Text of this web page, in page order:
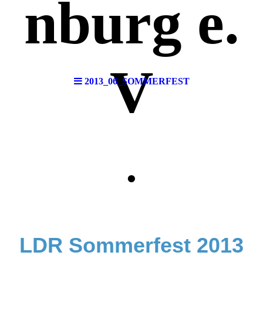
2013_06_SOMMERFEST
nburg e.
V
.
LDR Sommerfest 2013